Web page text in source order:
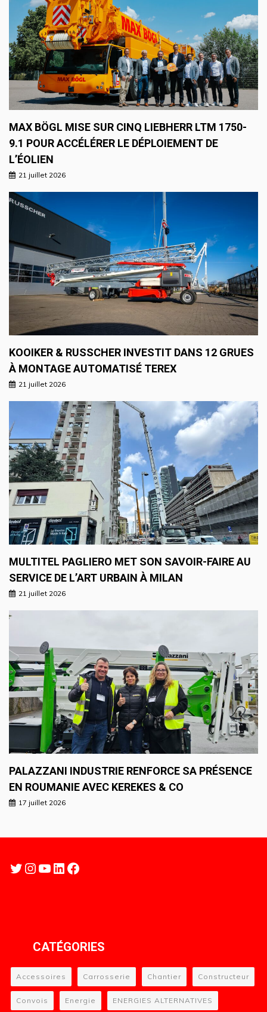
MAX BÖGL MISE SUR CINQ LIEBHERR LTM 1750-
9.1 POUR ACCÉLÉRER LE DÉPLOIEMENT DE
L’ÉOLIEN
21 juillet 2026
KOOIKER & RUSSCHER INVESTIT DANS 12 GRUES
À MONTAGE AUTOMATISÉ TEREX
21 juillet 2026
MULTITEL PAGLIERO MET SON SAVOIR-FAIRE AU
SERVICE DE L’ART URBAIN À MILAN
21 juillet 2026
PALAZZANI INDUSTRIE RENFORCE SA PRÉSENCE
EN ROUMANIE AVEC KEREKES & CO
17 juillet 2026
Twitter
Instagram
YouTube
LinkedIn
Facebook
CATÉGORIES
Accessoires Carrosserie Chantier Constructeur
Convois Energie ENERGIES ALTERNATIVES